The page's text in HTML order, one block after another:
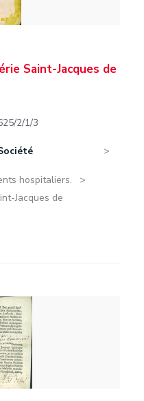
Saint-Jacques de
2/1/3
hospitaliers.
Jacques de